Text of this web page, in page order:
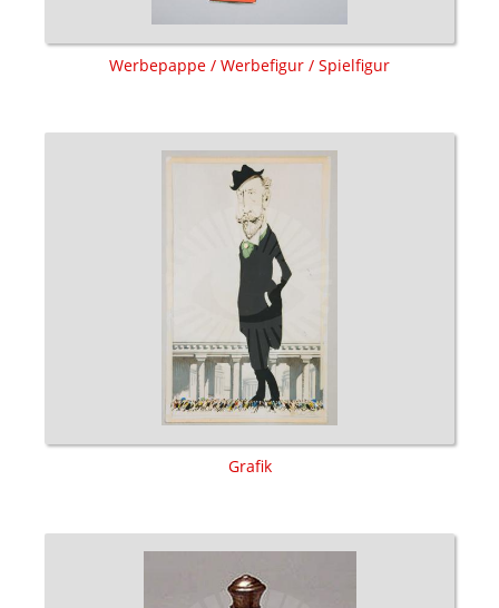
Werbepappe / Werbefigur / Spielfigur
Grafik